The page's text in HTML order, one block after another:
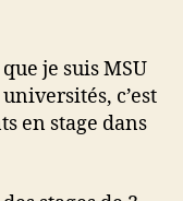
de
MSU
je suis MSU
c’est
en stage dans